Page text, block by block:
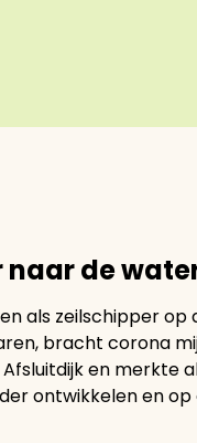
naar de
als zeilschipper
bracht corona
en merkte
ontwikkelen en